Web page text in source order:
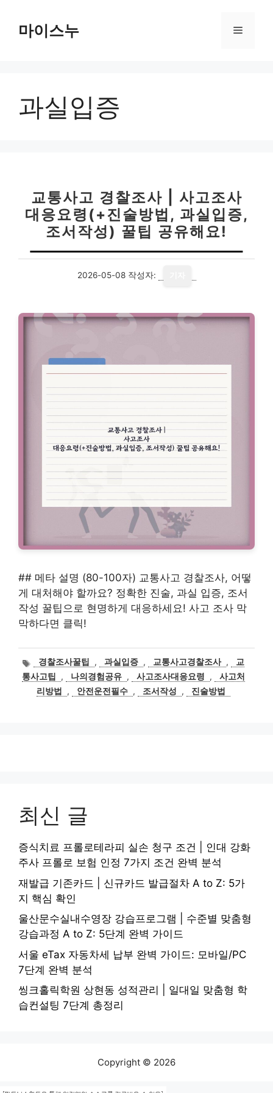
마이스누 메
과실입증
교통사고 경찰조사 | 사고조사
대응요령(+진술방법, 과실입증,
조서작성) 꿀팁 공유해요!
2026-05-08 작성자:
## 메타 설명 (80-100자) 교통사고 경찰조사, 어떻
게 대처해야 할까요? 정확한 진술, 과실 입증, 조서
작성 꿀팁으로 현명하게 대응하세요! 사고 조사 막
막하다면 클릭!
태
그
경찰조사꿀팁 , 과실입증 , 교통사고경찰조사 ,
교
통사고팁
, 나의경험공유 , 사고조사대응요령 ,
사고처
리방법
, 안전운전필수 , 조서작성 , 진술방법
최신 글
증식치료 프롤로테라피 실손 청구 조건 | 인대 강화
주사 프롤로 보험 인정 7가지 조건 완벽 분석
재발급 기존카드 | 신규카드 발급절차 A to Z: 5가
지 핵심 확인
울산문수실내수영장 강습프로그램 | 수준별 맞춤형
강습과정 A to Z: 5단계 완벽 가이드
서울 eTax 자동차세 납부 완벽 가이드: 모바일/PC
7단계 완벽 분석
씽크홀릭학원 상현동 성적관리 | 일대일 맞춤형 학
습컨설팅 7단계 총정리
Copyright © 2026